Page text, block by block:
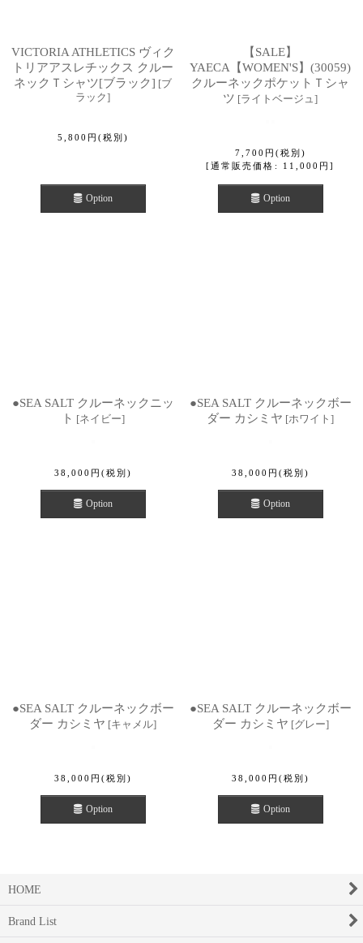
VICTORIA ATHLETICS ヴィク
トリアアスレチックス クルー
ネックＴシャツ[ブラック] [ブ
ラック]
5,800 円 (税別)
Option
【SALE】
YAECA【WOMEN'S】(30059)
クルーネックポケットＴシャ
ツ [ライトベージュ ]
7,700 円 (税別)
[通常販売価格 : 11,000 円 ]
Option
●SEA SALT クルーネックニッ
ト [ネイビー]
38,000 円 (税別)
Option
●SEA SALT クルーネックボー
ダー カシミヤ [ホワイト ]
38,000 円 (税別)
Option
●SEA SALT クルーネックボー
ダー カシミヤ [キャメル]
38,000 円 (税別)
Option
●SEA SALT クルーネックボー
ダー カシミヤ [グレー]
38,000 円 (税別)
Option
HOME
Brand List